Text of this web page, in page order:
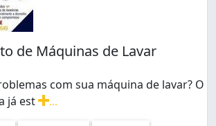
de Máquinas de Lavar
com sua máquina de lavar? O
já est